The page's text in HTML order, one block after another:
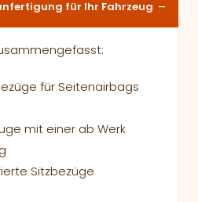
für Ihr Fahrzeug
für Seitenairbags
mit einer ab Werk
Sitzbezüge